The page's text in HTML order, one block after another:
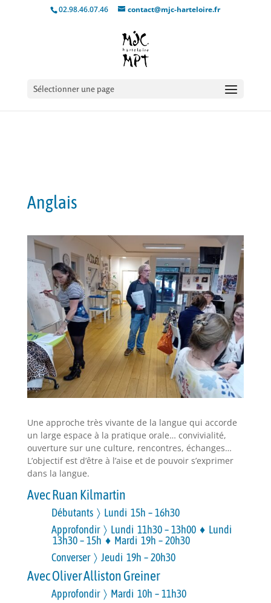
02.98.46.07.46 contact@mjc-harteloire.fr
Sélectionner une page
Anglais
Une approche très vivante de la langue qui accorde
un large espace à la pratique orale… convivialité,
ouverture sur une culture, rencontres, échanges…
L’objectif est d’être à l’aise et de pouvoir s’exprimer
dans la langue.
Avec Ruan Kilmartin
Débutants 〉 Lundi 15h – 16h30
Approfondir 〉 Lundi 11h30 – 13h00 ♦ Lundi
13h30 – 15h ♦ Mardi 19h – 20h30
Converser 〉 Jeudi 19h – 20h30
Avec Oliver Alliston Greiner
Approfondir 〉 Mardi 10h – 11h30